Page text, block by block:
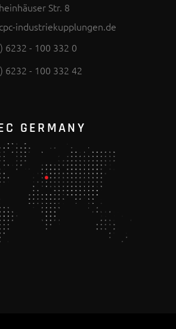
Str. 8
industriekupplungen.de
6232 - 100 332 0
6232 - 100 332 42
GERMANY